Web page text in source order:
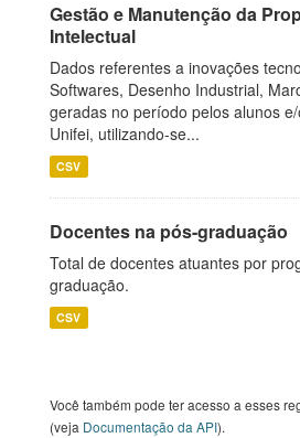
Gestão e Manutenção da
Intelectual
Dados referentes a inovações
Softwares, Desenho Industrial,
geradas no período pelos alunos
Unifei, utilizando-se...
CSV
Docentes na pós-graduação
Total de docentes atuantes por
graduação.
CSV
Você também pode ter acesso a esses
(veja Documentação da API).